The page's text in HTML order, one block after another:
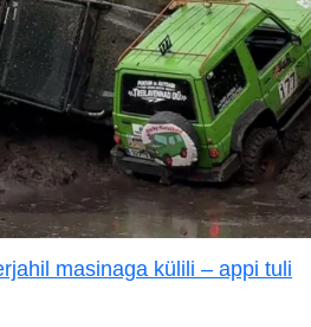
masinaga külili – appi tuli